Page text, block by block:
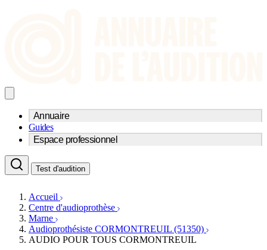
Annuaire
Trouvez un professionnel de l'audition
Centre d'audioprothèse
Médecins ORL & Phoniatres
Écoles spécialisées
Fournisseurs
Associations
Guides
Espace professionnel
Acteurs et services
Fournisseurs
Services ORL
Orthophonistes
Formations et écoles
Organismes / Syndicats
Produits
Test d'audition
Accueil
Centre d'audioprothèse
Marne
Audioprothésiste CORMONTREUIL (51350)
AUDIO POUR TOUS CORMONTREUIL